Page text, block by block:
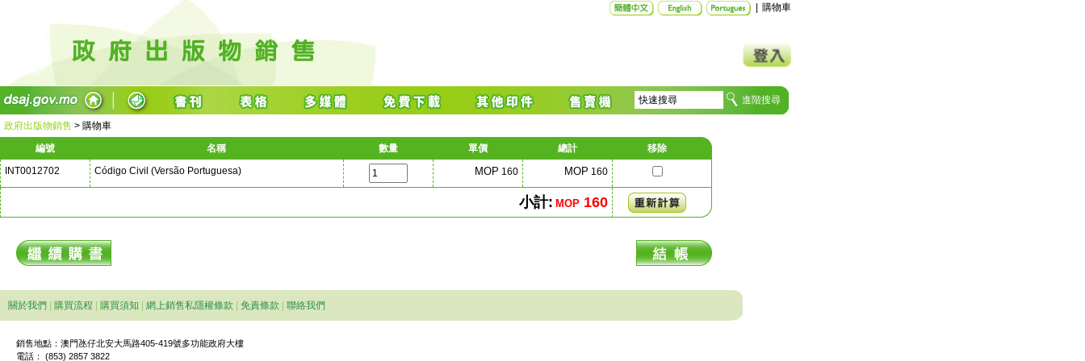
購物車
進階搜尋
政府出版物銷售 > 購物車
編號
名稱 數量 單價 總計
移除
INT0012702
Código Civil (Versão Portuguesa) MOP 160 MOP 160
小計: MOP 160
關於我們 購買流程 購買須知 網上銷售私隱權條款 免責條款 聯絡我們
銷售地點：澳門氹仔北安大馬路405-419號多功能政府大樓
電話： (853) 2857 3822